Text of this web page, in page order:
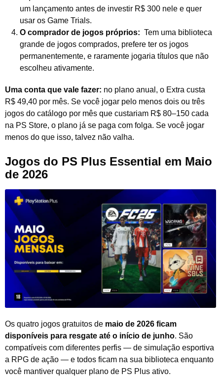
um lançamento antes de investir R$ 300 nele e quer
usar os Game Trials.
O comprador de jogos próprios: Tem uma biblioteca
grande de jogos comprados, prefere ter os jogos
permanentemente, e raramente jogaria títulos que não
escolheu ativamente.
Uma conta que vale fazer: no plano anual, o Extra custa
R$ 49,40 por mês. Se você jogar pelo menos dois ou três
jogos do catálogo por mês que custariam R$ 80–150 cada
na PS Store, o plano já se paga com folga. Se você jogar
menos do que isso, talvez não valha.
Jogos do PS Plus Essential em Maio
de 2026
Os quatro jogos gratuitos de maio de 2026 ficam
disponíveis para resgate até o início de junho. São
compatíveis com diferentes perfis — de simulação esportiva
a RPG de ação — e todos ficam na sua biblioteca enquanto
você mantiver qualquer plano de PS Plus ativo.